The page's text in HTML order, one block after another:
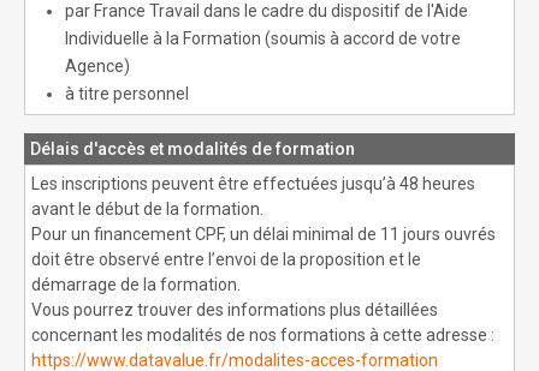
par France Travail dans le cadre du dispositif de l'Aide
Individuelle à la Formation (soumis à accord de votre
Agence)
à titre personnel
Délais d'accès et modalités de formation
Les inscriptions peuvent être effectuées jusqu’à 48 heures
avant le début de la formation.
Pour un financement CPF, un délai minimal de 11 jours ouvrés
doit être observé entre l’envoi de la proposition et le
démarrage de la formation.
Vous pourrez trouver des informations plus détaillées
concernant les modalités de nos formations à cette adresse :
https://www.datavalue.fr/modalites-acces-formation